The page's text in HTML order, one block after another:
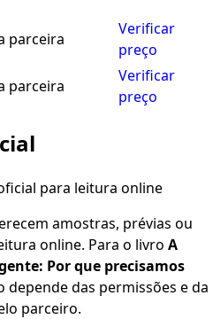
parceira
Verificar
preço
parceira
Verificar
preço
amostras, prévias ou
online. Para o livro A
Por que precisamos
depende das permissões e da
parceiro.